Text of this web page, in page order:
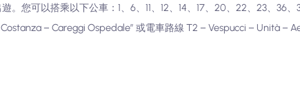
您可以搭乘以下公車：1、6、11、12、14、17、20、22、23、36
– Careggi Ospedale” 或電車路線 T2 – Vespucci – Unità –